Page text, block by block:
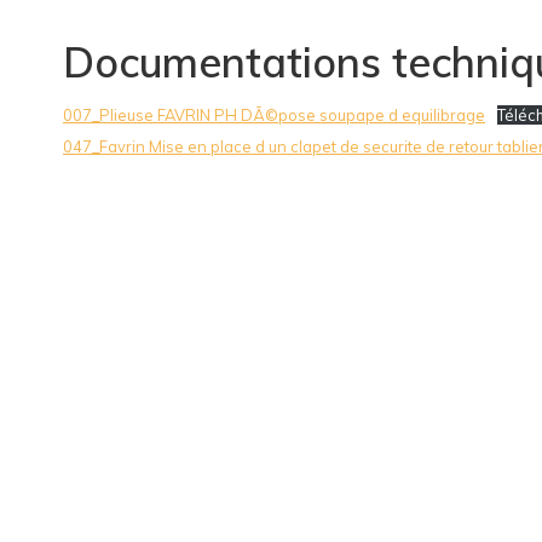
Documentations
007_Plieuse FAVRIN PH DÃ©pose soupape d equilibrage
047_Favrin Mise en place d un clapet de securite de retour